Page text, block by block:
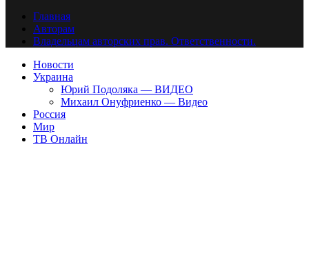
Главная
Авторам
Владельцам авторских прав. Ответственности.
Новости
Украина
Юрий Подоляка — ВИДЕО
Михаил Онуфриенко — Видео
Россия
Мир
ТВ Онлайн